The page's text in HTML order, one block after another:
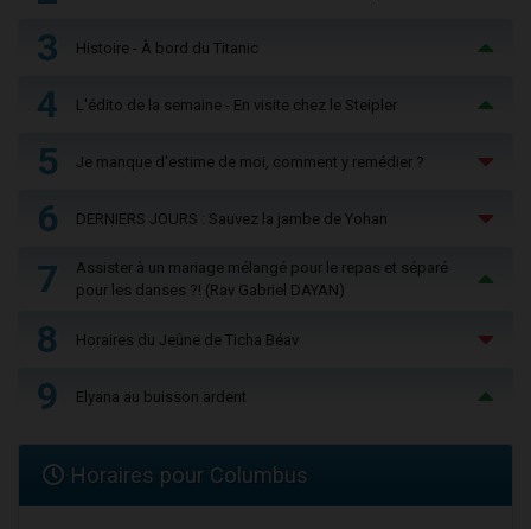
3 Histoire - À bord du Titanic
4 L'édito de la semaine - En visite chez le Steipler
5 Je manque d'estime de moi, comment y remédier ?
6 DERNIERS JOURS : Sauvez la jambe de Yohan
7
Assister à un mariage mélangé pour le repas et séparé
pour les danses ?! (Rav Gabriel DAYAN)
8 Horaires du Jeûne de Ticha Béav
9 Elyana au buisson ardent
Horaires pour Columbus